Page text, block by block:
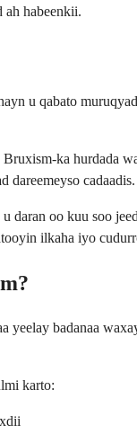
ah habeenkii.
u qabato
ka hurdada
dareemeyso cadaadis.
daran oo kuu soo
ilkaha iyo
yeelay badanaa
karto: